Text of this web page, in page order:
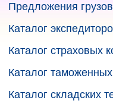
Предложения
Каталог
Каталог страховых
Каталог
Каталог складских